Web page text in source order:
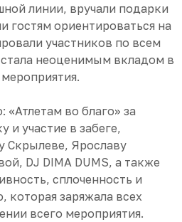
линии, вручали подарки
гостям ориентироваться на
участников по всем
неоценимым вкладом в
во благо» за
и участие в забеге,
Скрылеве, Ярославу
DJ DIMA DUMS, а также
сплоченность и
которая заряжала всех
всего мероприятия.